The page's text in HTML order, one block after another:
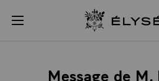
menu Retour
Message de M.
Panneau de gestion des cookies